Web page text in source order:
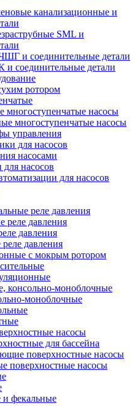
канализационные и
SML и
и соединительные детали
соединительные детали
ротором
многоступенчатые насосы
многоступенчатые насосы
управления
для насосов
насосами
насосов
для насосов
реле давления
реле давления
давления
давления
с мокрым ротором
консольно-моноблочные
моноблочные
насосы
для бассейна
поверхностные насосы
поверхностные насосы
фекальные